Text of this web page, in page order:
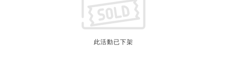
此活動已下架